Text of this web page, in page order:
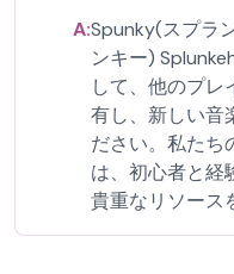
A:Spunky(スプラ
ンキー)
して、他のプレ
有し、新しい音
ださい。私たち
は、初心者と経
貴重なリソース